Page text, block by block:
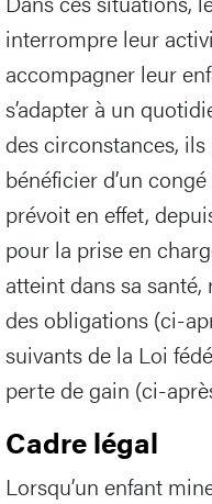
interrompre leur
accompagner leur
s’adapter à un
des circonstances,
bénéficier d’un
prévoit en effet,
pour la prise en
atteint dans sa
des obligations (ci-
suivants de la Loi
perte de gain (ci-
Cadre légal
Lorsqu’un enfant